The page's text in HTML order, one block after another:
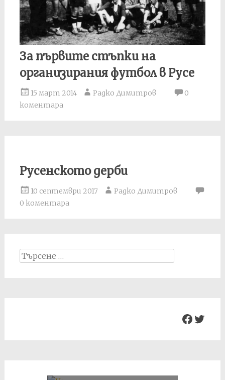
За първите стъпки на
организирания футбол в Русе
15 март 2014 Радко Димитров
0
коментара
Русенското дерби
10 септември 2017
Радко Димитров
0 коментара
Search